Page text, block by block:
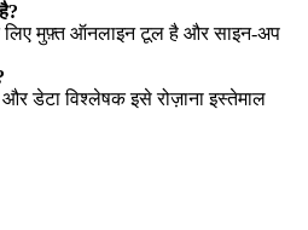
मुफ़्त ऑनलाइन टूल है और साइन‑अप
और डेटा विश्लेषक इसे रोज़ाना इस्तेमाल